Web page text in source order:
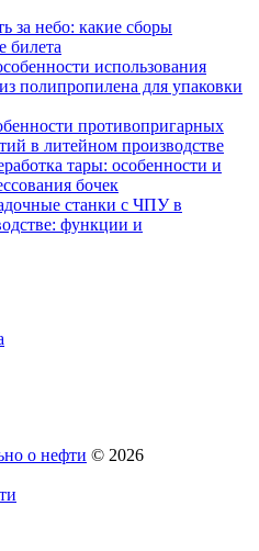
за небо: какие сборы
билета
использования
полипропилена для упаковки
противопригарных
в литейном производстве
тары: особенности и
бочек
станки с ЧПУ в
функции и
о нефти © 2026